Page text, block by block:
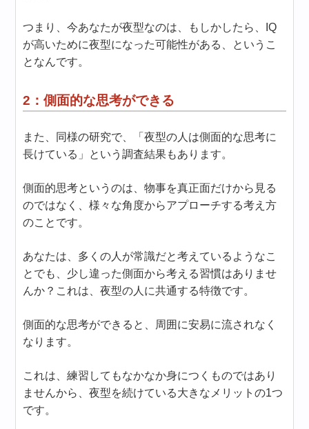
つまり、今あなたが夜型なのは、もしかしたら、IQ
が高いために夜型になった可能性がある、というこ
となんです。
2：側面的な思考ができる
また、同様の研究で、「夜型の人は側面的な思考に
長けている」という調査結果もあります。
側面的思考というのは、物事を真正面だけから見る
のではなく、様々な角度からアプローチする考え方
のことです。
あなたは、多くの人が常識だと考えているようなこ
とでも、少し違った側面から考える習慣はありませ
んか？これは、夜型の人に共通する特徴です。
側面的な思考ができると、周囲に安易に流されなく
なります。
これは、練習してもなかなか身につくものではあり
ませんから、夜型を続けている大きなメリットの1つ
です。